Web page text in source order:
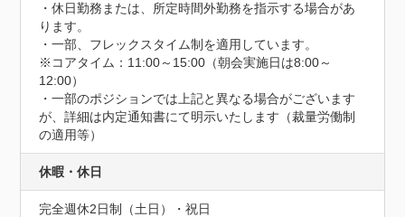
・休日勤務または、所定時間外勤務を指示する場合があ
ります。
・一部、フレックスタイム制を適用しています。
※コアタイム：11:00～15:00（朝会実施日は8:00～
12:00）
・一部のポジションでは上記と異なる場合がございます
が、詳細は内定通知書にて明示いたします（裁量労働制
の適用等）
休暇・休日
完全週休2日制（土日）・祝日